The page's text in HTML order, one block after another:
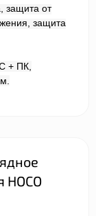
защита от
защита
+ ПК,